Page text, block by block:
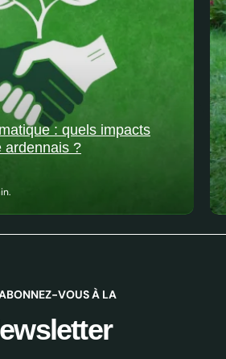
: quels impacts
ardennais ?
VOUS À LA